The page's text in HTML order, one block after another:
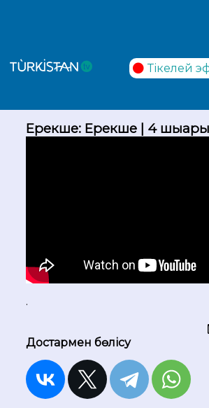
Тікелей
Ерекше: Ерекше | 4
.
Достармен бөлісу